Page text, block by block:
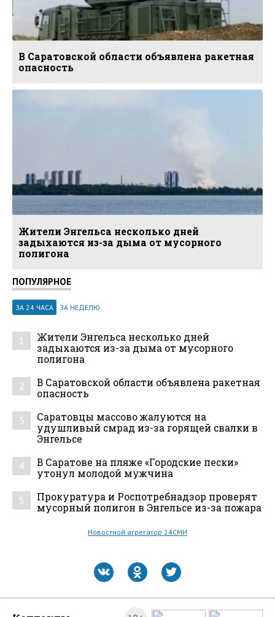
В Саратовской области объявлена ракетная
опасность
Жители Энгельса несколько дней
задыхаются из-за дыма от мусорного
полигона
ПОПУЛЯРНОЕ
ЗА 24 ЧАСА ЗА НЕДЕЛЮ
1
Жители Энгельса несколько дней
задыхаются из-за дыма от мусорного
полигона
2
В Саратовской области объявлена ракетная
опасность
3
Саратовцы массово жалуются на
удушливый смрад из-за горящей свалки в
Энгельсе
4
В Саратове на пляже «Городские пески»
утонул молодой мужчина
5
Прокуратура и Роспотребнадзор проверят
мусорный полигон в Энгельсе из-за пожара
Новостной агрегатор 24СМИ